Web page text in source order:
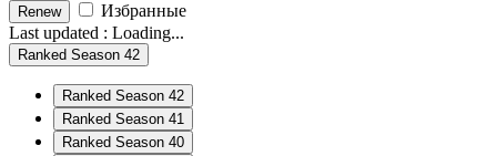
Renew
Избранные
Last updated : Loading...
Ranked Season 42
Ranked Season 42
Ranked Season 41
Ranked Season 40